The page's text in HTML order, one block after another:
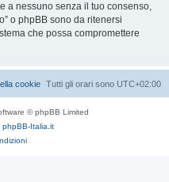
a nessuno senza il tuo consenso,
o phpBB sono da ritenersi
che possa compromettere
Tutti gli orari sono UTC+02:00
cookie
© phpBB Limited
phpBB-Italia.it